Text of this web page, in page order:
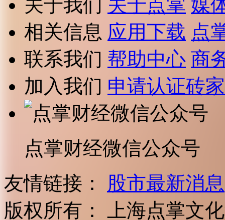
关于我们 关于点掌 媒
相关信息 应用下载 点
联系我们 帮助中心 商
加入我们 申请认证砖家
点掌财经微信公众号
友情链接：
股市最新消息
版权所有：
上海点掌文